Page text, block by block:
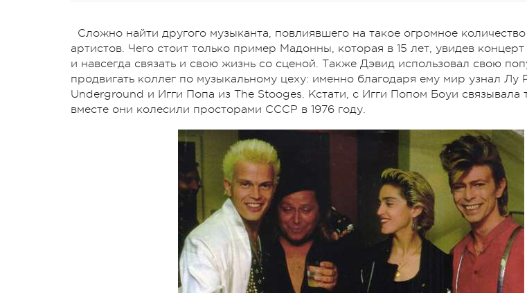
Сложно найти другого музыканта, повлиявшего на такое огромное
артистов. Чего стоит только пример Мадонны, которая в 15 лет, увидев
и навсегда связать и свою жизнь со сценой. Также Дэвид использовал свою
продвигать коллег по музыкальному цеху: именно благодаря ему мир узнал Лу
Underground и Игги Попа из The Stooges. Кстати, с Игги Попом Боуи связывала
вместе они колесили просторами СССР в 1976 году.